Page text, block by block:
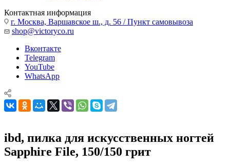
Контактная информация
г. Москва, Варшавское ш., д. 56 / Пункт самовывоза
shop@victoryco.ru
Вконтакте
Telegram
YouTube
WhatsApp
ibd, пилка для искусственных ногтей
Sapphire File, 150/150 грит